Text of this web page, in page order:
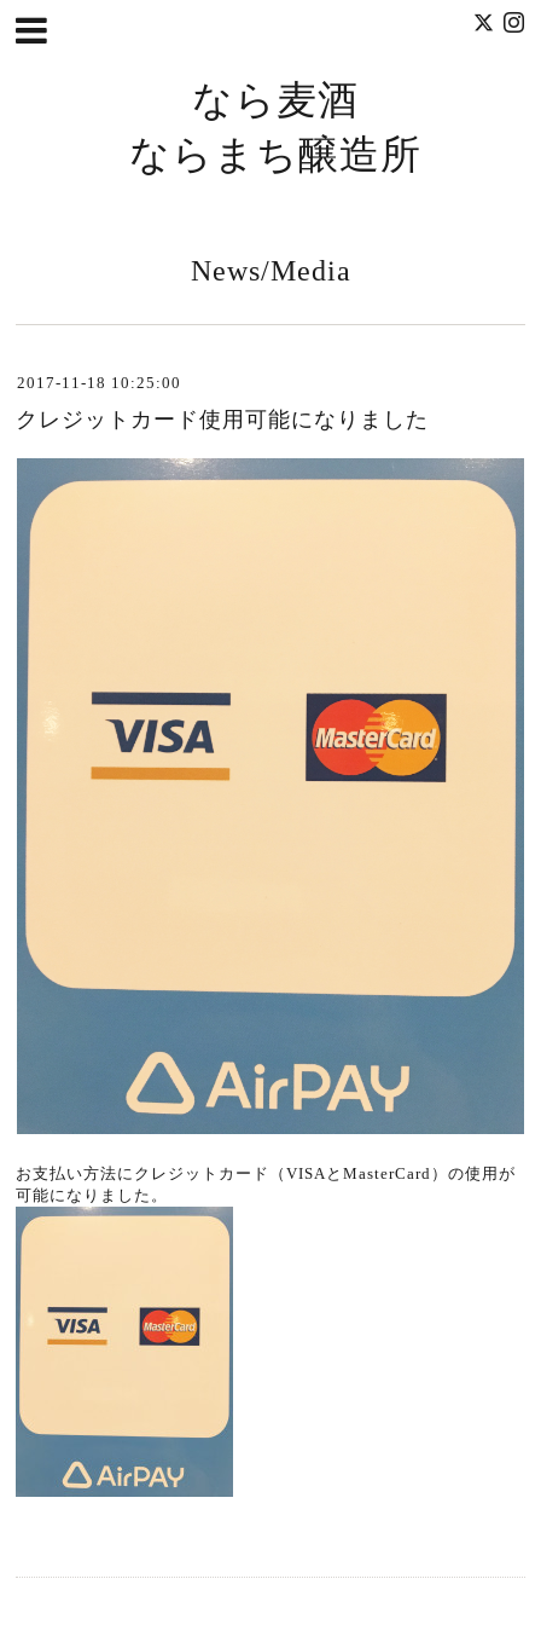
なら麦酒
ならまち醸造所
News/Media
2017-11-18 10:25:00
クレジットカード使用可能になりました
お支払い方法にクレジットカード（VISAとMasterCard）の使用が
可能になりました。